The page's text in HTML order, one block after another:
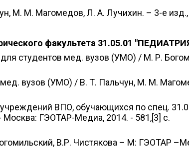
М. М. Магомедов, Л. А. Лучихин. – 3-е
факультета 31.05.01
студентов мед. вузов (УМО) / М. Р.
мед. вузов (УМО) / В. Т. Пальчун, М. М.
ВПО, обучающихся по спец.
ГЭОТАР-Медиа, 2014. - 581,[3] с.
В.Р. Чистякова – М: ГЭОТАР